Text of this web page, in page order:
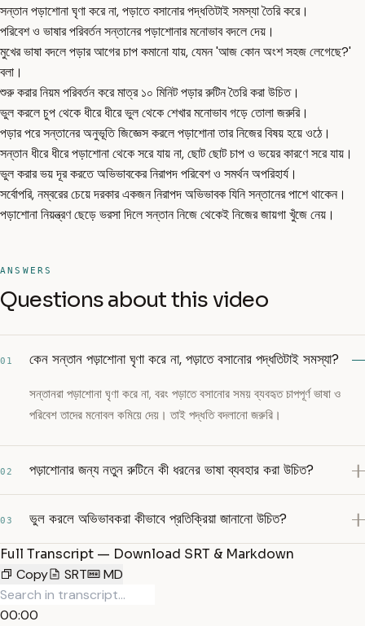
সন্তান পড়াশোনা ঘৃণা করে না, পড়াতে বসানোর পদ্ধতিটাই সমস্যা তৈরি করে।
পরিবেশ ও ভাষার পরিবর্তন সন্তানের পড়াশোনার মনোভাব বদলে দেয়।
মুখের ভাষা বদলে পড়ার আগের চাপ কমানো যায়, যেমন 'আজ কোন অংশ সহজ লেগেছে?'
বলা।
শুরু করার নিয়ম পরিবর্তন করে মাত্র ১০ মিনিট পড়ার রুটিন তৈরি করা উচিত।
ভুল করলে চুপ থেকে ধীরে ধীরে ভুল থেকে শেখার মনোভাব গড়ে তোলা জরুরি।
পড়ার পরে সন্তানের অনুভূতি জিজ্ঞেস করলে পড়াশোনা তার নিজের বিষয় হয়ে ওঠে।
সন্তান ধীরে ধীরে পড়াশোনা থেকে সরে যায় না, ছোট ছোট চাপ ও ভয়ের কারণে সরে যায়।
ভুল করার ভয় দূর করতে অভিভাবকের নিরাপদ পরিবেশ ও সমর্থন অপরিহার্য।
সর্বোপরি, নম্বরের চেয়ে দরকার একজন নিরাপদ অভিভাবক যিনি সন্তানের পাশে থাকেন।
পড়াশোনা নিয়ন্ত্রণ ছেড়ে ভরসা দিলে সন্তান নিজে থেকেই নিজের জায়গা খুঁজে নেয়।
ANSWERS
Questions about this video
01 কেন সন্তান পড়াশোনা ঘৃণা করে না, পড়াতে বসানোর পদ্ধতিটাই সমস্যা?
সন্তানরা পড়াশোনা ঘৃণা করে না, বরং পড়াতে বসানোর সময় ব্যবহৃত চাপপূর্ণ ভাষা ও
পরিবেশ তাদের মনোবল কমিয়ে দেয়। তাই পদ্ধতি বদলানো জরুরি।
02 পড়াশোনার জন্য নতুন রুটিনে কী ধরনের ভাষা ব্যবহার করা উচিত?
03 ভুল করলে অভিভাবকরা কীভাবে প্রতিক্রিয়া জানানো উচিত?
Full Transcript — Download SRT & Markdown
Copy
SRT MD
00:00